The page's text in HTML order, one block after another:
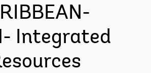
Integrated